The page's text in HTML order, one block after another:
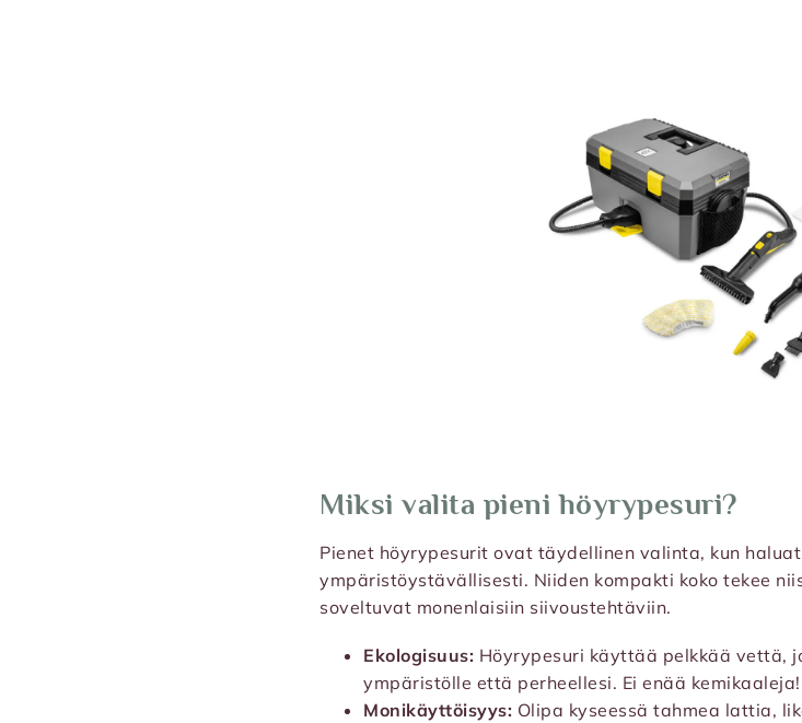
Miksi valita pieni höyrypesuri?
Pienet höyrypesurit ovat täydellinen valinta, kun
ympäristöystävällisesti. Niiden kompakti koko tekee
soveltuvat monenlaisiin siivoustehtäviin.
Ekologisuus: Höyrypesuri käyttää pelkkää vettä,
ympäristölle että perheellesi. Ei enää kemikaaleja!
Monikäyttöisyys: Olipa kyseessä tahmea lattia,